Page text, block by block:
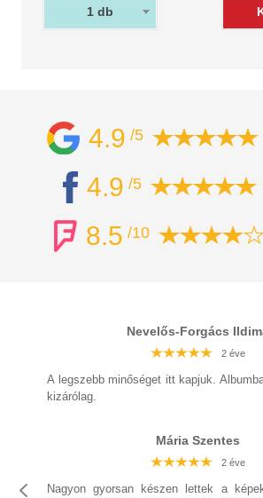
1 db
4.9 /5
4.9 /5
8.5 /10
Nevelős-Forgács
2 éve
A legszebb minőséget itt kapjuk.
kizárólag.
Mária Szentes
2 éve
Nagyon gyorsan készen lettek a
2 éve
2 éve
2 éve
2 éve
2 éve
2 éve
2 éve
2 éve
2 éve
2 éve